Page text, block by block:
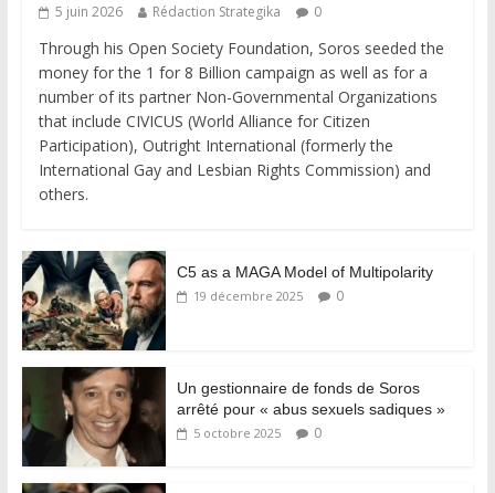
5 juin 2026 Rédaction Strategika 0
Through his Open Society Foundation, Soros seeded the
money for the 1 for 8 Billion campaign as well as for a
number of its partner Non-Governmental Organizations
that include CIVICUS (World Alliance for Citizen
Participation), Outright International (formerly the
International Gay and Lesbian Rights Commission) and
others.
C5 as a MAGA Model of Multipolarity
19 décembre 2025 0
Un gestionnaire de fonds de Soros
arrêté pour « abus sexuels sadiques »
5 octobre 2025 0